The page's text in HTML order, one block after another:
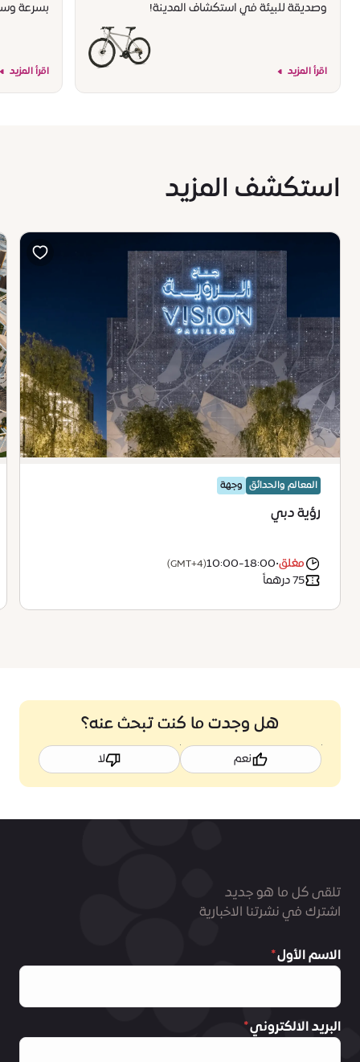
وصديقة للبيئة في استكشاف المدينة!
اقرأ المزيد
بسرعة
اقرأ المزيد
استكشف المزيد
المعالم والحدائق وجهة
رؤية دبي
مغلق•
10:00-18:00
(GMT+4)
75 درهماً
هل وجدت ما كنت تبحث عنه؟
نعم لا
تلقى كل ما هو جديد
اشترك في نشرتنا الاخبارية
الاسم الأول
البريد الالكتروني